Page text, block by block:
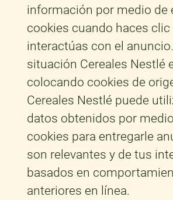
información por medio de
cookies cuando haces clic
interactúas con el
situación Cereales Nestlé
colocando cookies de
Cereales Nestlé puede
datos obtenidos por
cookies para entregarle
son relevantes y de tus
basados en
anteriores en línea.